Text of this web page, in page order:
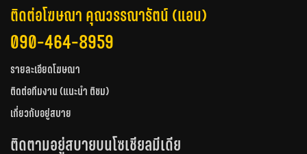
ติดต่อโฆษณา คุณวรรณารัตน์ (แอน)
090-464-8959
รายละเอียดโฆษณา
ติดต่อทีมงาน (แนะนำ ติชม)
เกี่ยวกับอยู่สบาย
ติดตามอยู่สบายบนโซเชียลมีเดีย